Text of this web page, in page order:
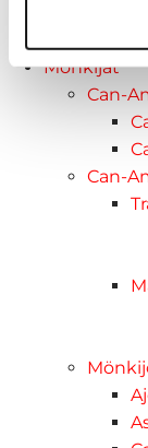
Mönkijät
Can-
Can-